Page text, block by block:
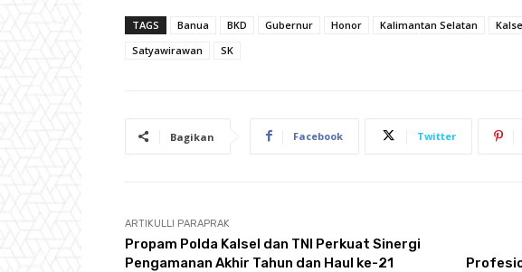
TAGS Banua BKD Gubernur Honor Kalimantan Selatan
Satyawirawan
SK
Bagikan Facebook Twitter
ARTIKULLI PARAPRAK
Propam Polda Kalsel dan TNI Perkuat Sinergi
Pengamanan Akhir Tahun dan Haul ke-21